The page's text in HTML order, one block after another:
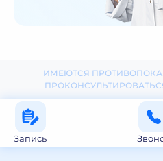
ИМЕЮТСЯ
Запись